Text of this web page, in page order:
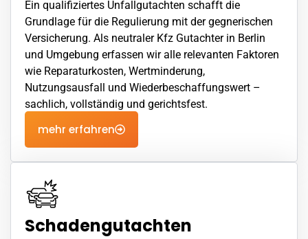
Ein qualifiziertes Unfallgutachten schafft die
Grundlage für die Regulierung mit der gegnerischen
Versicherung. Als neutraler Kfz Gutachter in Berlin
und Umgebung erfassen wir alle relevanten Faktoren
wie Reparaturkosten, Wertminderung,
Nutzungsausfall und Wiederbeschaffungswert –
sachlich, vollständig und gerichtsfest.
mehr erfahren
Schadengutachten